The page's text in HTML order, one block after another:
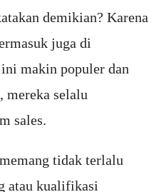
demikian? Karena
juga di
makin populer dan
mereka selalu
sales.
tidak terlalu
atau kualifikasi